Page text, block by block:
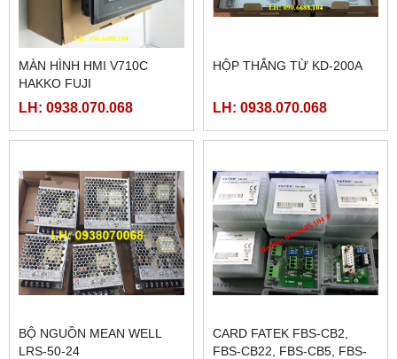
MÀN HÌNH HMI V710C
HAKKO FUJI
LH: 0938.070.068
HỘP THẮNG TỪ KD-200A
LH: 0938.070.068
BỘ NGUỒN MEAN WELL
LRS-50-24
CARD FATEK FBS-CB2,
FBS-CB22, FBS-CB5, FBS-